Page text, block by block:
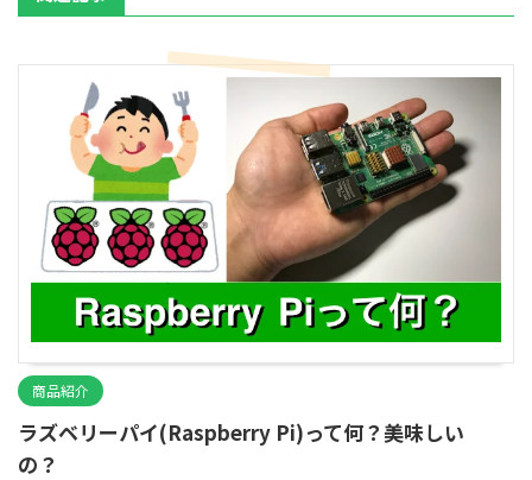
商品紹介
ラズベリーパイ(Raspberry Pi)って何？美味しい
の？